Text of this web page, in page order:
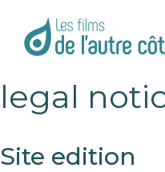
legal
Site edition